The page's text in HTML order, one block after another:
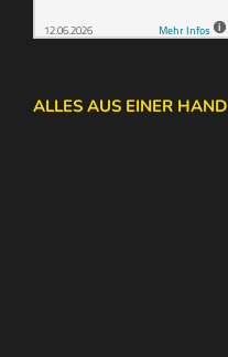
ALLES AUS EINER HAND